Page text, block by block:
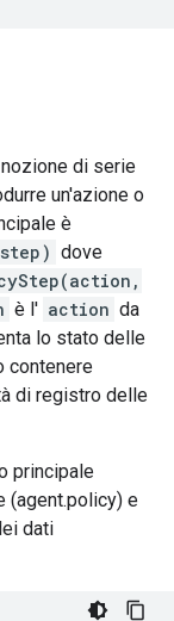
di serie
un'azione o
è
dove
è l' action da
lo stato delle
contenere
di registro delle
principale
(agent.policy) e
dati